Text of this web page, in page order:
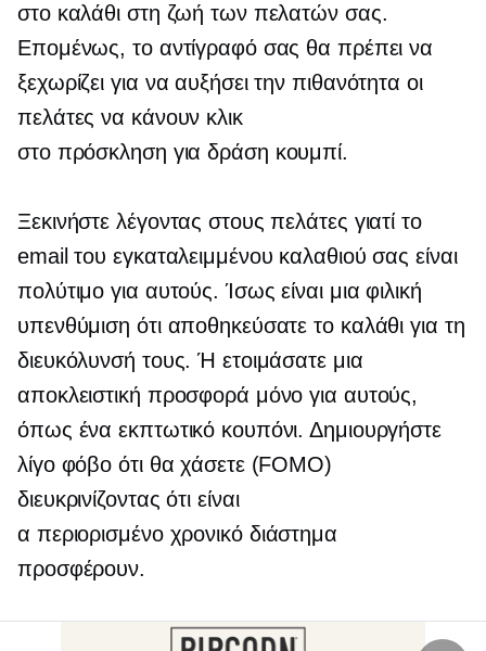
στο καλάθι στη ζωή των πελατών σας.
Επομένως, το αντίγραφό σας θα πρέπει να
ξεχωρίζει για να αυξήσει την πιθανότητα οι
πελάτες να κάνουν κλικ
στο πρόσκληση για δράση κουμπί.
Ξεκινήστε λέγοντας στους πελάτες γιατί το
email του εγκαταλειμμένου καλαθιού σας είναι
πολύτιμο για αυτούς. Ίσως είναι μια φιλική
υπενθύμιση ότι αποθηκεύσατε το καλάθι για τη
διευκόλυνσή τους. Ή ετοιμάσατε μια
αποκλειστική προσφορά μόνο για αυτούς,
όπως ένα εκπτωτικό κουπόνι. Δημιουργήστε
λίγο φόβο ότι θα χάσετε (FOMO)
διευκρινίζοντας ότι είναι
α περιορισμένο χρονικό διάστημα
προσφέρουν.